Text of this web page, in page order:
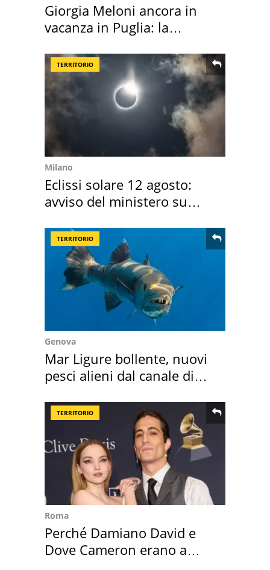
Giorgia Meloni ancora in
vacanza in Puglia: la
TERRITORIO
Milano
Eclissi solare 12 agosto:
avviso del ministero su
TERRITORIO
Genova
Mar Ligure bollente, nuovi
pesci alieni dal canale di
TERRITORIO
Roma
Perché Damiano David e
Dove Cameron erano a